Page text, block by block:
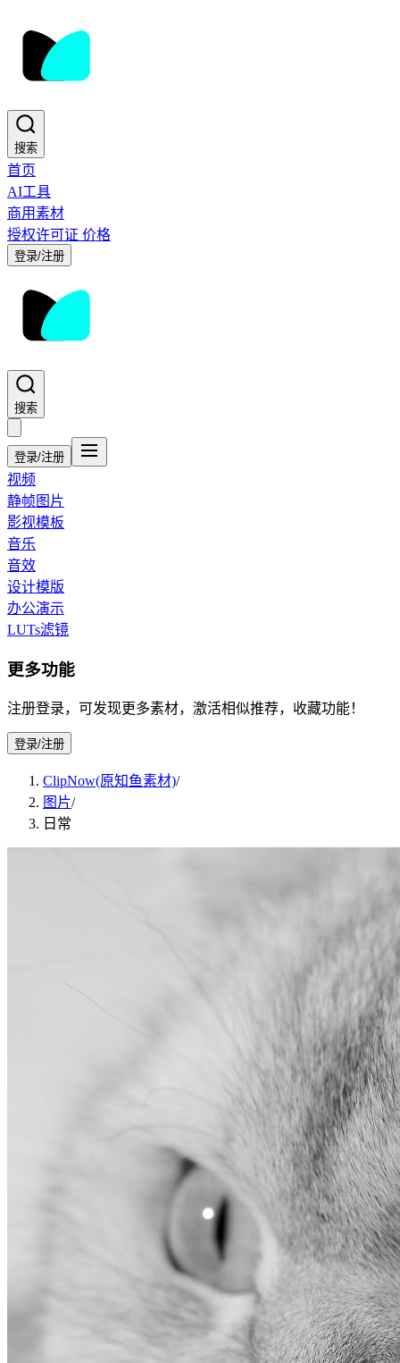
搜索
首页
AI工具
商用素材
授权许可证 价格
登录/注册
搜索
登录/注册
视频
静帧图片
影视模板
音乐
音效
设计模版
办公演示
LUTs滤镜
更多功能
注册登录，可发现更多素材，激活相似推荐，收藏功能！
登录/注册
ClipNow(原知鱼素材)/
图片/
日常